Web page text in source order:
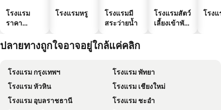
โรงแรม
ราคา
โรงแรมหรู
โรงแรมมี
สระว่ายน้ำ
โรงแรมสัตว์
เลี้ยงเข้าพัก
โรง
ปลายทางถูกใจอาจอยู่ใกล้แค่คลิก
โรงแรม กรุงเทพฯ
โรงแรม พัทยา
โรงแรม หัวหิน
โรงแรม เชียงใหม่
โรงแรม อุบลราชธานี
โรงแรม ชะอำ